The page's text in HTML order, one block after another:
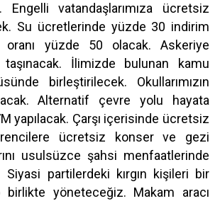
vatandaşlarımıza ücretsiz
Su ücretlerinde yüzde 30 indirim
oranı yüzde 50 olacak. Askeriye
İlimizde bulunan kamu
birleştirilecek. Okullarımızın
Alternatif çevre yolu hayata
yapılacak. Çarşı içerisinde ücretsiz
ücretsiz konser ve gezi
usulsüzce şahsi menfaatlerinde
Siyasi partilerdeki kırgın kişileri bir
yöneteceğiz. Makam aracı